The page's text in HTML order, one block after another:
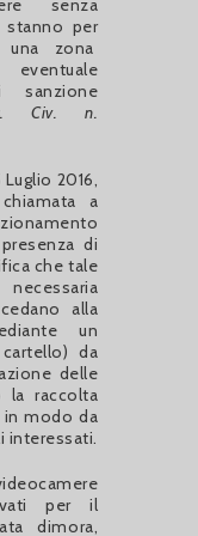
senza
stanno per
zona
sanzione
Civ. n.
2016,
a
di
che tale
alla
un
da
delle
la raccolta
in modo da
interessati.
per il
dimora,